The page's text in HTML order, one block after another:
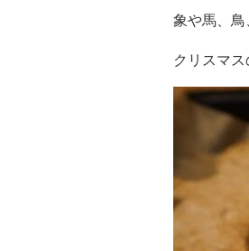
象や馬、鳥
クリスマ